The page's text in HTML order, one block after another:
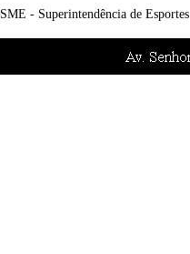
SME - Superintendência de Esportes